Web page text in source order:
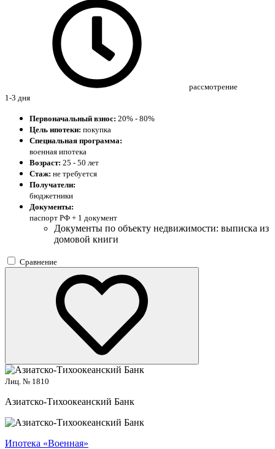
рассмотрение
1-3 дня
Первоначальный взнос: 20% - 80%
Цель ипотеки: покупка
Специальная программа:
военная ипотека
Возраст: 25 - 50 лет
Стаж: не требуется
Получатели:
бюджетники
Документы:
паспорт РФ + 1 документ
Документы по объекту недвижимости: выписка из
домовой книги
Сравнение
Лиц. № 1810
Азиатско-Тихоокеанский Банк
Ипотека «Военная»